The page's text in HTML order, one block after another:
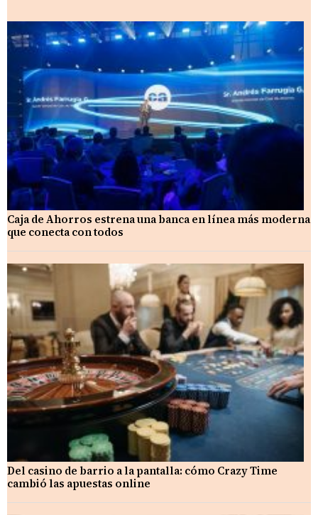
Caja de Ahorros estrena una banca en línea más moderna
que conecta con todos
Del casino de barrio a la pantalla: cómo Crazy Time
cambió las apuestas online